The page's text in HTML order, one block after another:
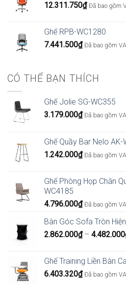
12.311.750₫ Đã bao gồm
Ghế RPB-WC1280
7.441.500₫ Đã bao gồm
CÓ THỂ BẠN THÍCH
Ghế Jolie SG-WC355
3.179.000₫ Đã bao gồm
Ghế Quầy Bar Nelo AK-
1.242.000₫ Đã bao gồm
Ghế Phòng Họp Chân
WC4185
4.796.000₫ Đã bao gồm
Bàn Góc Sofa Tròn
2.862.000₫ – 4.482.000
Ghế Training Liền Bàn
6.403.320₫ Đã bao gồm